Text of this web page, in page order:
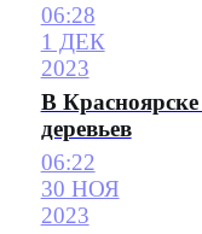
06:28
1 ДЕК
2023
В Красноярске
деревьев
06:22
30 НОЯ
2023